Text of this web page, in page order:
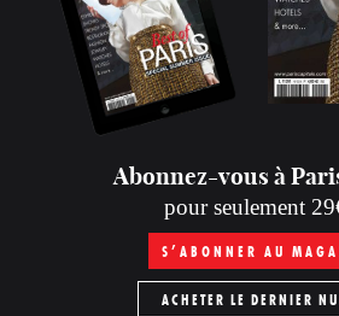
Abonnez-vous à
pour seulement
S’ABONNER AU
ACHETER LE DERNIER